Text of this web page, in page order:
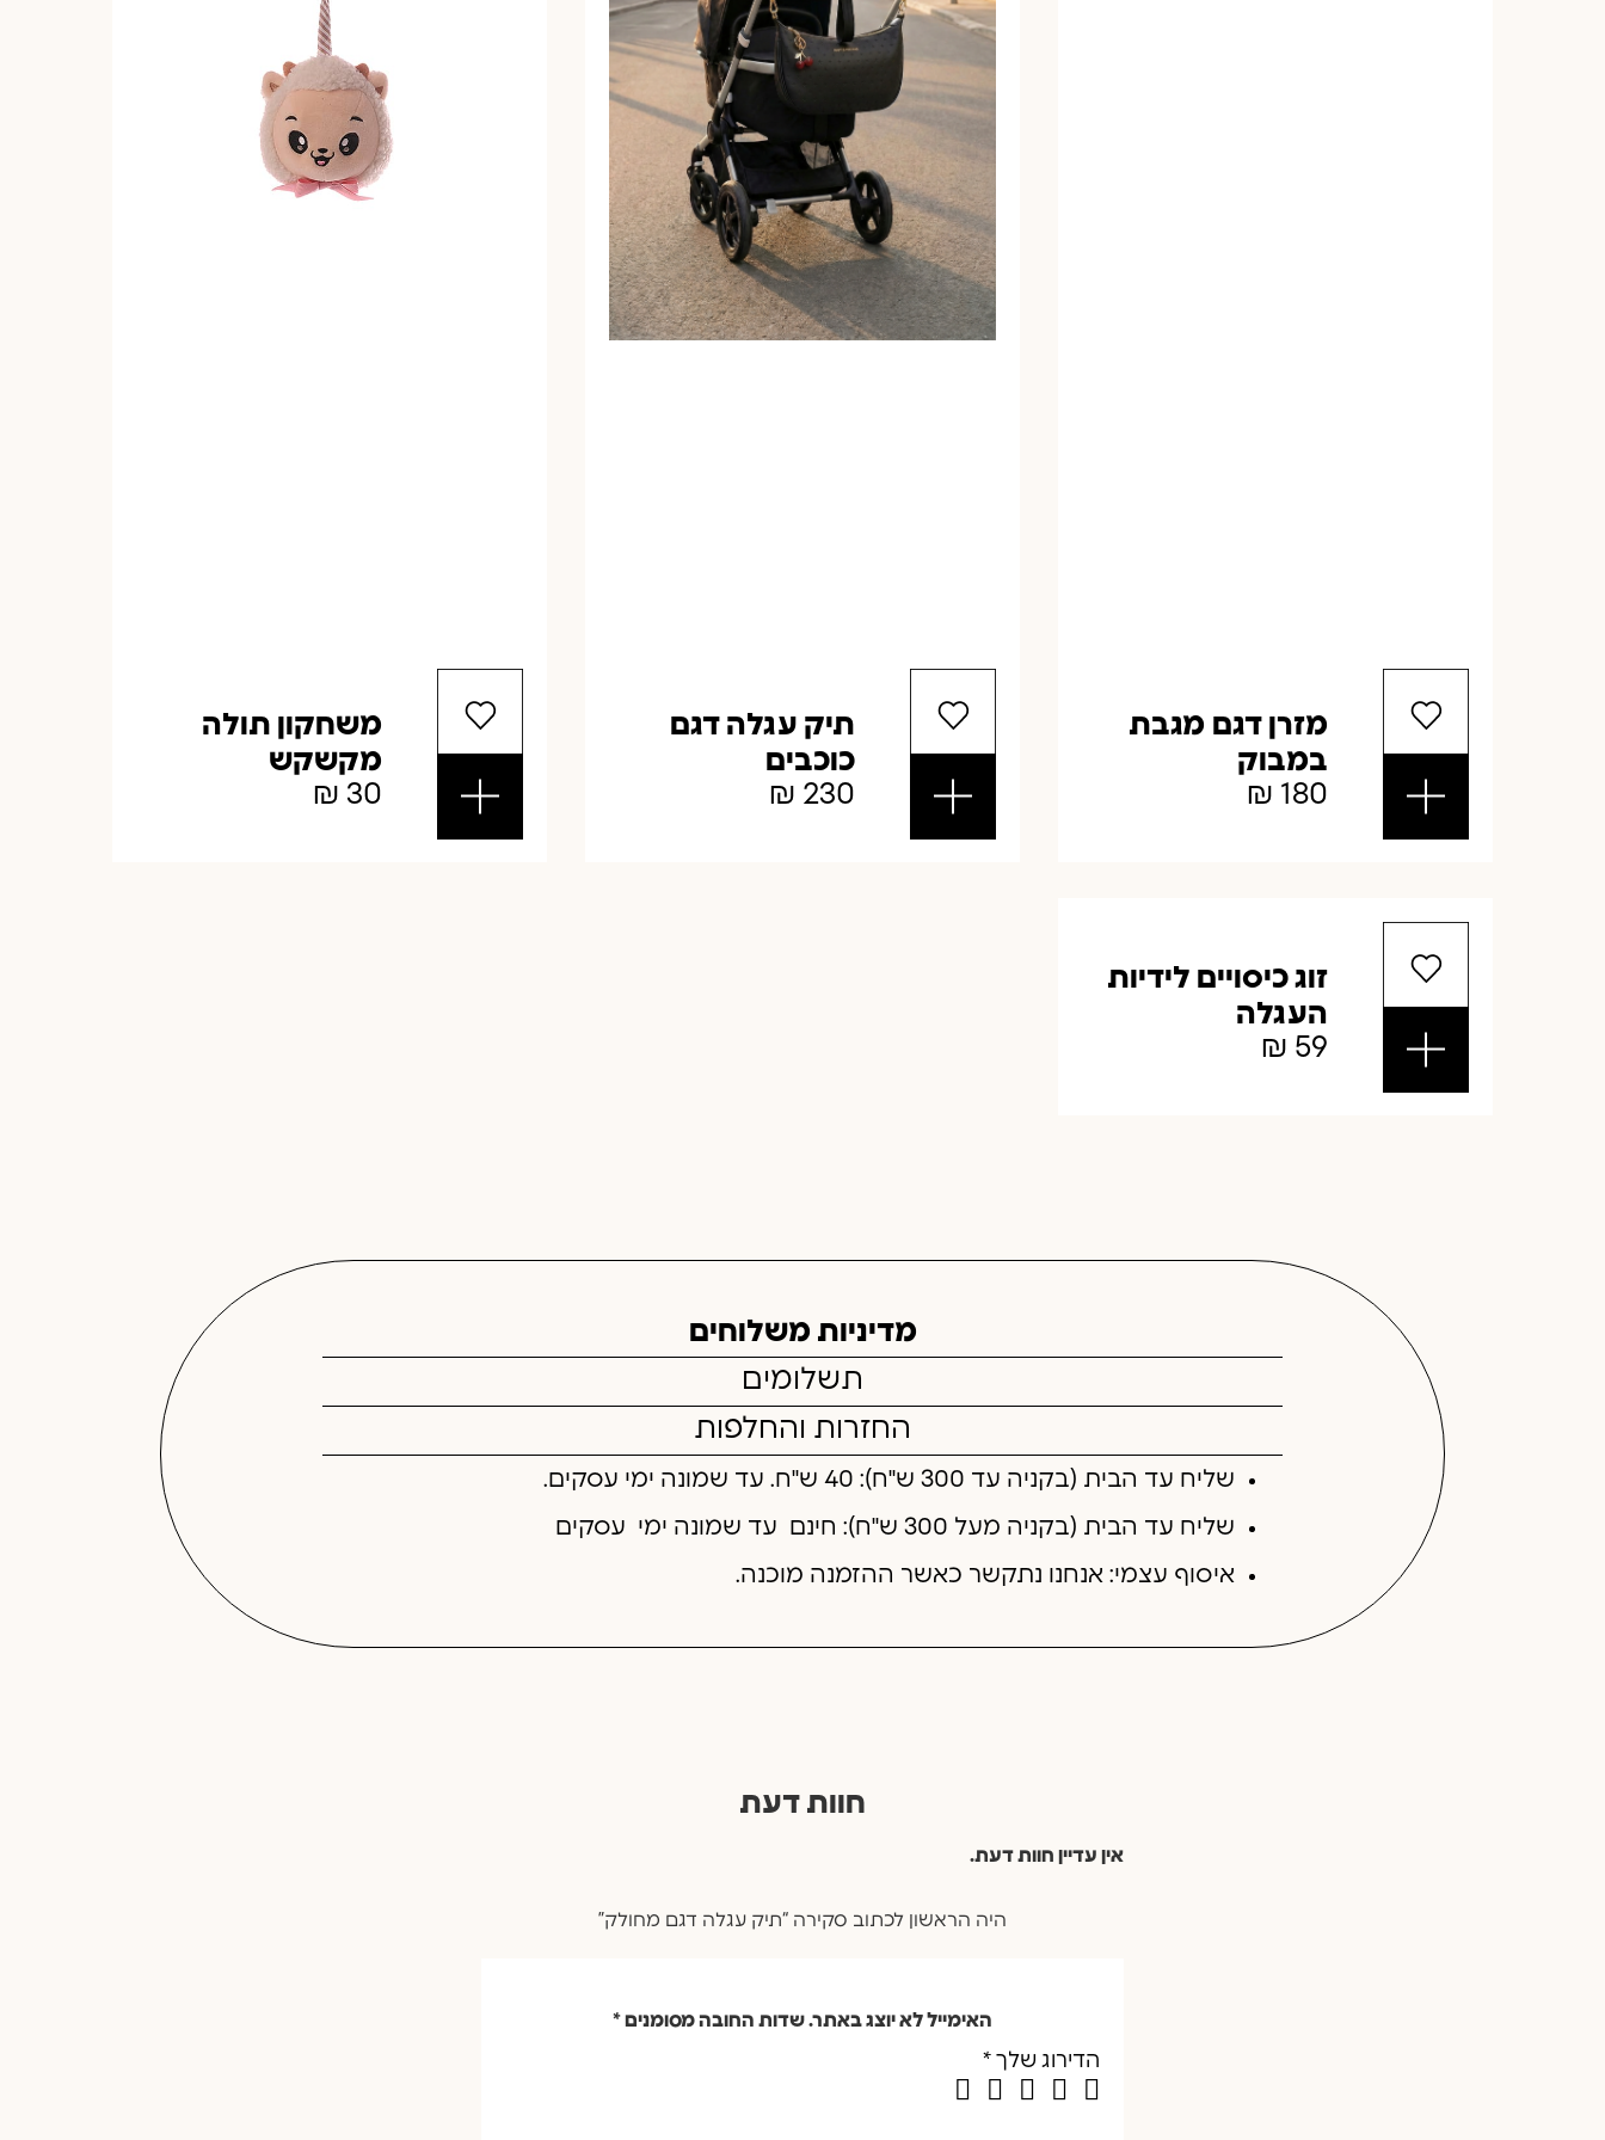
מזרן דגם מגבת
במבוק
₪ 180
תיק עגלה דגם
כוכבים
₪ 230
משחקון תולה
מקשקש
₪ 30
זוג כיסויים לידיות
העגלה
₪ 59
מדיניות משלוחים
תשלומים
החזרות והחלפות
שליח עד הבית (בקניה עד 300 ש"ח): 40 ש"ח. עד שמונה ימי עסקים.
שליח עד הבית (בקניה מעל 300 ש"ח): חינם עד שמונה ימי עסקים
איסוף עצמי: אנחנו נתקשר כאשר ההזמנה מוכנה.
חוות דעת
אין עדיין חוות דעת.
היה הראשון לכתוב סקירה “תיק עגלה דגם מחולק”
האימייל לא יוצג באתר.שדות החובה מסומנים*
הדירוג שלך*